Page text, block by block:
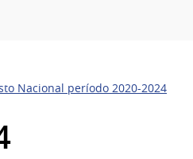
Nacional período 2020-2024